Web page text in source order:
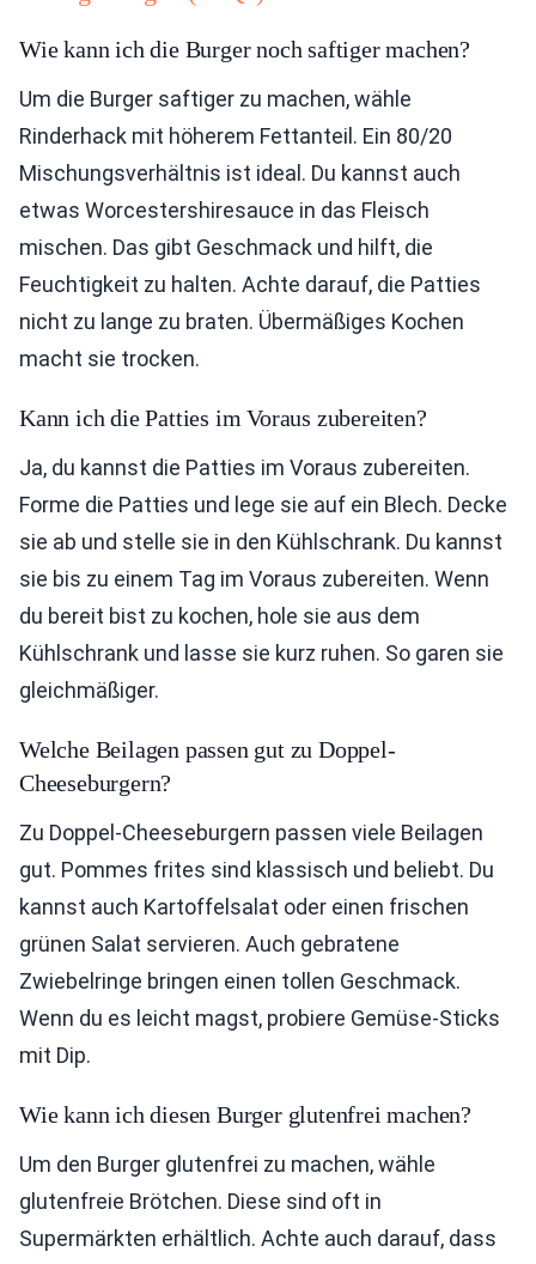
Wie kann ich die Burger noch saftiger machen?
Um die Burger saftiger zu machen, wähle
Rinderhack mit höherem Fettanteil. Ein 80/20
Mischungsverhältnis ist ideal. Du kannst auch
etwas Worcestershiresauce in das Fleisch
mischen. Das gibt Geschmack und hilft, die
Feuchtigkeit zu halten. Achte darauf, die Patties
nicht zu lange zu braten. Übermäßiges Kochen
macht sie trocken.
Kann ich die Patties im Voraus zubereiten?
Ja, du kannst die Patties im Voraus zubereiten.
Forme die Patties und lege sie auf ein Blech. Decke
sie ab und stelle sie in den Kühlschrank. Du kannst
sie bis zu einem Tag im Voraus zubereiten. Wenn
du bereit bist zu kochen, hole sie aus dem
Kühlschrank und lasse sie kurz ruhen. So garen sie
gleichmäßiger.
Welche Beilagen passen gut zu Doppel-
Cheeseburgern?
Zu Doppel-Cheeseburgern passen viele Beilagen
gut. Pommes frites sind klassisch und beliebt. Du
kannst auch Kartoffelsalat oder einen frischen
grünen Salat servieren. Auch gebratene
Zwiebelringe bringen einen tollen Geschmack.
Wenn du es leicht magst, probiere Gemüse-Sticks
mit Dip.
Wie kann ich diesen Burger glutenfrei machen?
Um den Burger glutenfrei zu machen, wähle
glutenfreie Brötchen. Diese sind oft in
Supermärkten erhältlich. Achte auch darauf, dass